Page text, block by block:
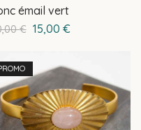
émail vert
€ 15,00 €